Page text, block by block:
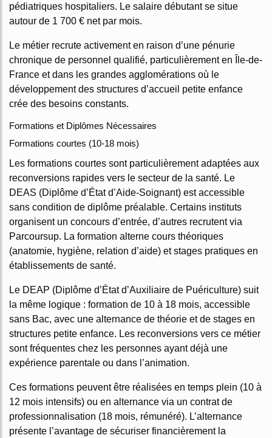
pédiatriques hospitaliers. Le salaire débutant se situe
autour de 1 700 € net par mois.
Le métier recrute activement en raison d’une pénurie
chronique de personnel qualifié, particulièrement en Île-de-
France et dans les grandes agglomérations où le
développement des structures d’accueil petite enfance
crée des besoins constants.
Formations et Diplômes Nécessaires
Formations courtes (10-18 mois)
Les formations courtes sont particulièrement adaptées aux
reconversions rapides vers le secteur de la santé. Le
DEAS (Diplôme d’État d’Aide-Soignant) est accessible
sans condition de diplôme préalable. Certains instituts
organisent un concours d’entrée, d’autres recrutent via
Parcoursup. La formation alterne cours théoriques
(anatomie, hygiène, relation d’aide) et stages pratiques en
établissements de santé.
Le DEAP (Diplôme d’État d’Auxiliaire de Puériculture) suit
la même logique : formation de 10 à 18 mois, accessible
sans Bac, avec une alternance de théorie et de stages en
structures petite enfance. Les reconversions vers ce métier
sont fréquentes chez les personnes ayant déjà une
expérience parentale ou dans l’animation.
Ces formations peuvent être réalisées en temps plein (10 à
12 mois intensifs) ou en alternance via un contrat de
professionnalisation (18 mois, rémunéré). L’alternance
présente l’avantage de sécuriser financièrement la